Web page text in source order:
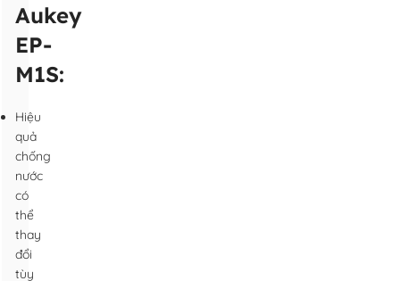
Aukey
EP-
M1S:
Hiệu
quả
chống
nước
có
thể
thay
đổi
tùy